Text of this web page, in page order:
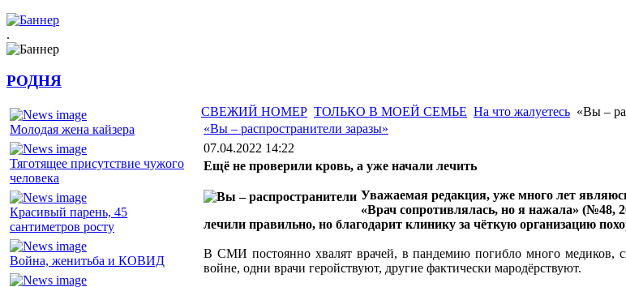
.
РОДНЯ
Молодая жена кайзера
Тяготящее присутствие чужого
человека
Красивый парень, 45
сантиметров росту
Война, женитьба и КОВИД
СВЕЖИЙ НОМЕР ТОЛЬКО В МОЕЙ СЕМЬЕ На что жалуетесь «Вы –
«Вы – распространители заразы»
07.04.2022 14:22
Ещё не проверили кровь, а уже начали лечить
Уважаемая редакция, уже много лет
«Врач сопротивлялась, но я нажала» (№48,
лечили правильно, но благодарит клинику за чёткую организацию
В СМИ постоянно хвалят врачей, в пандемию погибло много медиков,
войне, одни врачи геройствуют, другие фактически мародёрствуют.